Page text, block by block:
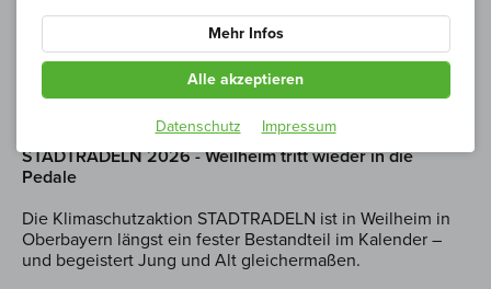
STADTRADELN 2026 - Weilheim tritt wieder in die
Pedale
Die Klimaschutzaktion STADTRADELN ist in Weilheim in
Oberbayern längst ein fester Bestandteil im Kalender –
und begeistert Jung und Alt gleichermaßen.
Mehr Infos
Alle akzeptieren
Datenschutz Impressum